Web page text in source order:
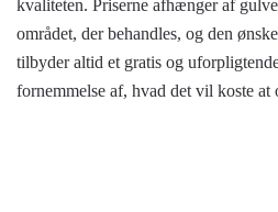
kvaliteten. Priserne afhænger af
området, der behandles, og den
tilbyder altid et gratis og
fornemmelse af, hvad det vil koste at